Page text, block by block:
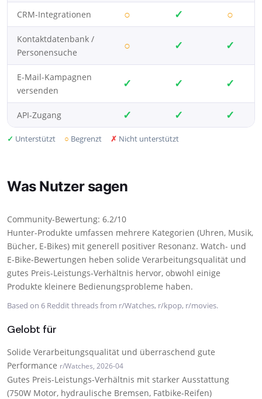
CRM-Integrationen ○ ✓ ○
Kontaktdatenbank /
Personensuche
○ ✓ ✓
E-Mail-Kampagnen
versenden
✓ ✓ ✓
API-Zugang ✓ ✓ ✓
✓ Unterstützt ○ Begrenzt ✗ Nicht unterstützt
Was Nutzer sagen
Community-Bewertung: 6.2/10
Hunter-Produkte umfassen mehrere Kategorien (Uhren, Musik,
Bücher, E-Bikes) mit generell positiver Resonanz. Watch- und
E-Bike-Bewertungen heben solide Verarbeitungsqualität und
gutes Preis-Leistungs-Verhältnis hervor, obwohl einige
Produkte kleinere Bedienungsprobleme haben.
Based on 6 Reddit threads from r/Watches, r/kpop, r/movies.
Gelobt für
Solide Verarbeitungsqualität und überraschend gute
Performance r/Watches, 2026-04
Gutes Preis-Leistungs-Verhältnis mit starker Ausstattung
(750W Motor, hydraulische Bremsen, Fatbike-Reifen)